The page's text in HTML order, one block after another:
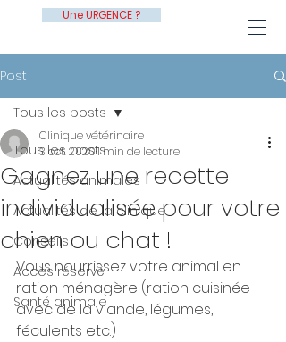
Une URGENCE ?
Post
Tous les posts
Actualités animales
Actualités de la clinique
Conseils
Accès réservé
Santé animale
Tous les posts
Gagnez une recette
individualisée pour votre
chien ou chat !
Clinique vétérinaire
3 oct. 20201 min de lecture
Vous nourrissez votre animal en
ration ménagère (ration cuisinée
avec de la viande, légumes,
féculents etc.)